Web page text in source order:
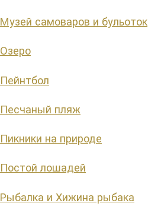
Музей самоваров и бульоток
Озеро
Пейнтбол
Песчаный пляж
Пикники на природе
Постой лошадей
Рыбалка и Хижина рыбака